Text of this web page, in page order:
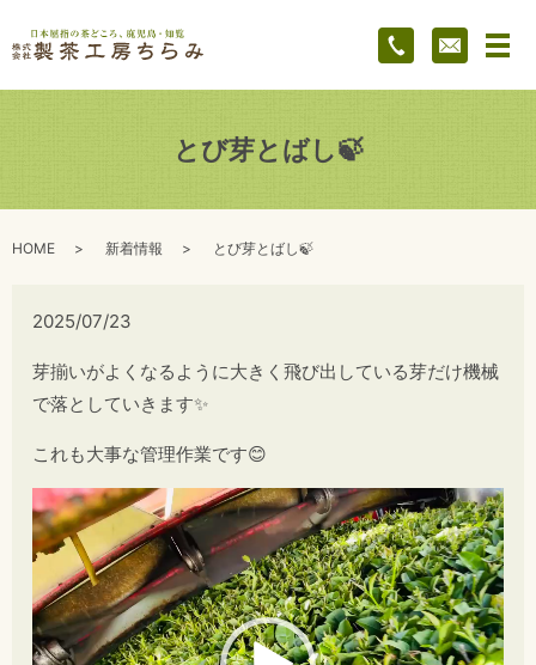
メ
とび芽とばし🍃
HOME 新着情報 とび芽とばし🍃
2025/07/23
芽揃いがよくなるように大きく飛び出している芽だけ機械
で落としていきます✨
これも大事な管理作業です😊
動
画
プ
ー
ヤ
ー